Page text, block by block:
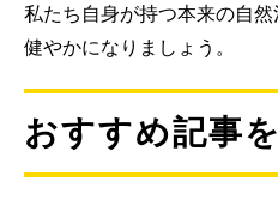
私たち自身が持つ本来の自
健やかになりましょう。
おすすめ記事